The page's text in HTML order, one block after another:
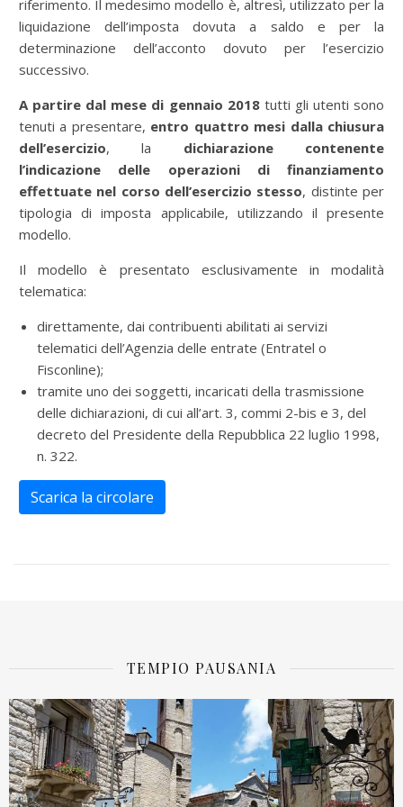
riferimento. Il medesimo modello è, altresì, utilizzato per la
liquidazione dell’imposta dovuta a saldo e per la
determinazione dell’acconto dovuto per l’esercizio
successivo.
A partire dal mese di gennaio 2018tutti gli utenti sono
tenuti a presentare, entro quattro mesi dalla chiusura
dell’esercizio, la dichiarazione contenente
l’indicazione delle operazioni di finanziamento
effettuate nel corso dell’esercizio stesso, distinte per
tipologia di imposta applicabile, utilizzando il presente
modello.
Il modello è presentato esclusivamente in modalità
telematica:
direttamente, dai contribuenti abilitati ai servizi
telematici dell’Agenzia delle entrate (Entratel o
Fisconline);
tramite uno dei soggetti, incaricati della trasmissione
delle dichiarazioni, di cui all’art. 3, commi 2-bis e 3, del
decreto del Presidente della Repubblica 22 luglio 1998,
n. 322.
Scarica la circolare
TEMPIO PAUSANIA